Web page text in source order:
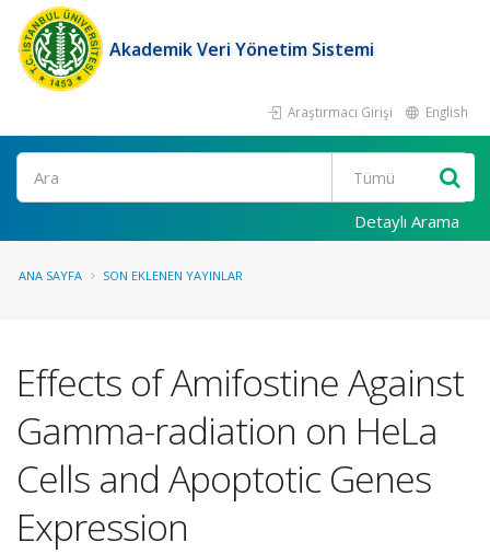
Akademik Veri Yönetim Sistemi
Araştırmacı Girişi English
Ara
Detaylı Arama
ANA SAYFA SON EKLENEN YAYINLAR
Effects of Amifostine Against
Gamma-radiation on HeLa
Cells and Apoptotic Genes
Expression